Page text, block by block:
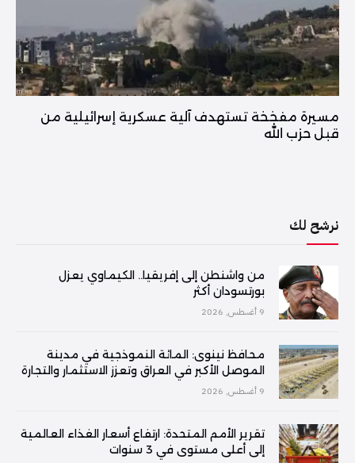
مسيرة مفخخة تستهدف آلية عسكرية إسرائيلية من
قبل حزب الله
نرشح لك
من واشنطن إلى إفريقيا.. الكيماوي يعزل
بورتسودان أكثر
9 أغسطس, 2026
محافظ نينوى: المائة النموذجية في مدينة
الموصل الأكبر في العراق وتعزز الاستثمار والتجارة
9 أغسطس, 2026
تقرير الأمم المتحدة: ارتفاع أسعار الغذاء العالمية
إلى أعلى مستوى في 3 سنوات